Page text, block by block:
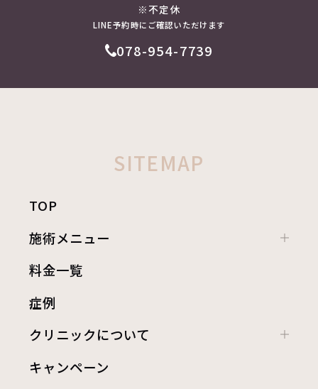
※不定休
LINE予約時にご確認いただけます
078-954-7739
SITEMAP
TOP
施術メニュー
料金一覧
症例
クリニックについて
キャンペーン